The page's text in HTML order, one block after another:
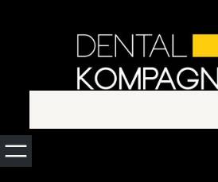
rengørings-
smøremaskine?